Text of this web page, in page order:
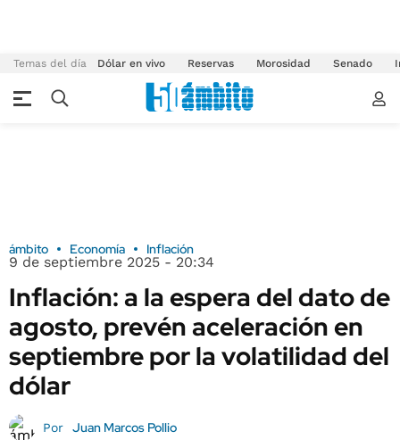
Temas del día Dólar en vivo Reservas Morosidad Senado
ámbito Economía Inflación
9 de septiembre 2025 - 20:34
Inflación: a la espera del dato de
agosto, prevén aceleración en
septiembre por la volatilidad del
dólar
Por Juan Marcos Pollio